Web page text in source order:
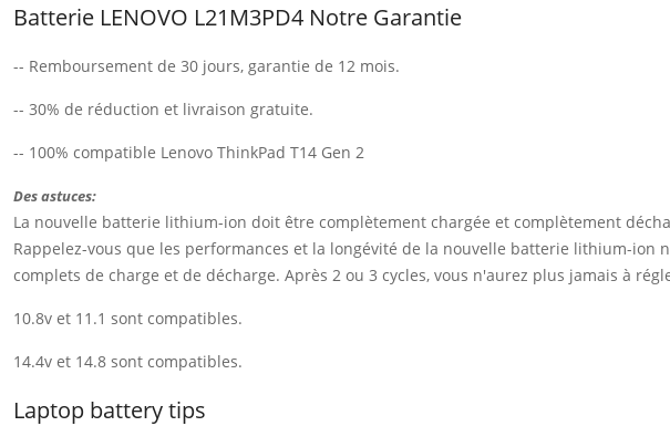
Batterie LENOVO L21M3PD4 Notre Garantie
-- Remboursement de 30 jours, garantie de 12 mois.
-- 30% de réduction et livraison gratuite.
-- 100% compatible Lenovo ThinkPad T14 Gen 2
Des astuces:
La nouvelle batterie lithium-ion doit être complètement chargée et complètement
Rappelez-vous que les performances et la longévité de la nouvelle batterie lithium-ion
complets de charge et de décharge. Après 2 ou 3 cycles, vous n'aurez plus jamais à
10.8v et 11.1 sont compatibles.
14.4v et 14.8 sont compatibles.
Laptop battery tips